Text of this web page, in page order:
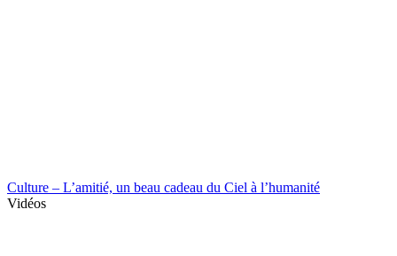
Culture – L’amitié, un beau cadeau du Ciel à l’humanité
Vidéos